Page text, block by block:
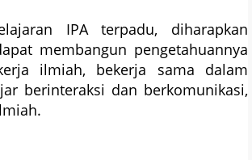
IPA terpadu, diharapkan
membangun pengetahuannya
ilmiah, bekerja sama dalam
berinteraksi dan berkomunikasi,